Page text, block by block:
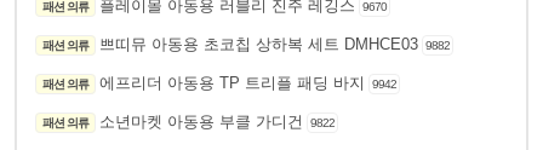
패션 의류 플레이몰 아동용 러블리 진주 레깅스 9670
패션 의류 쁘띠뮤 아동용 초코칩 상하복 세트 DMHCE03 9882
패션 의류 에프리더 아동용 TP 트리플 패딩 바지 9942
패션 의류 소년마켓 아동용 부클 가디건 9822